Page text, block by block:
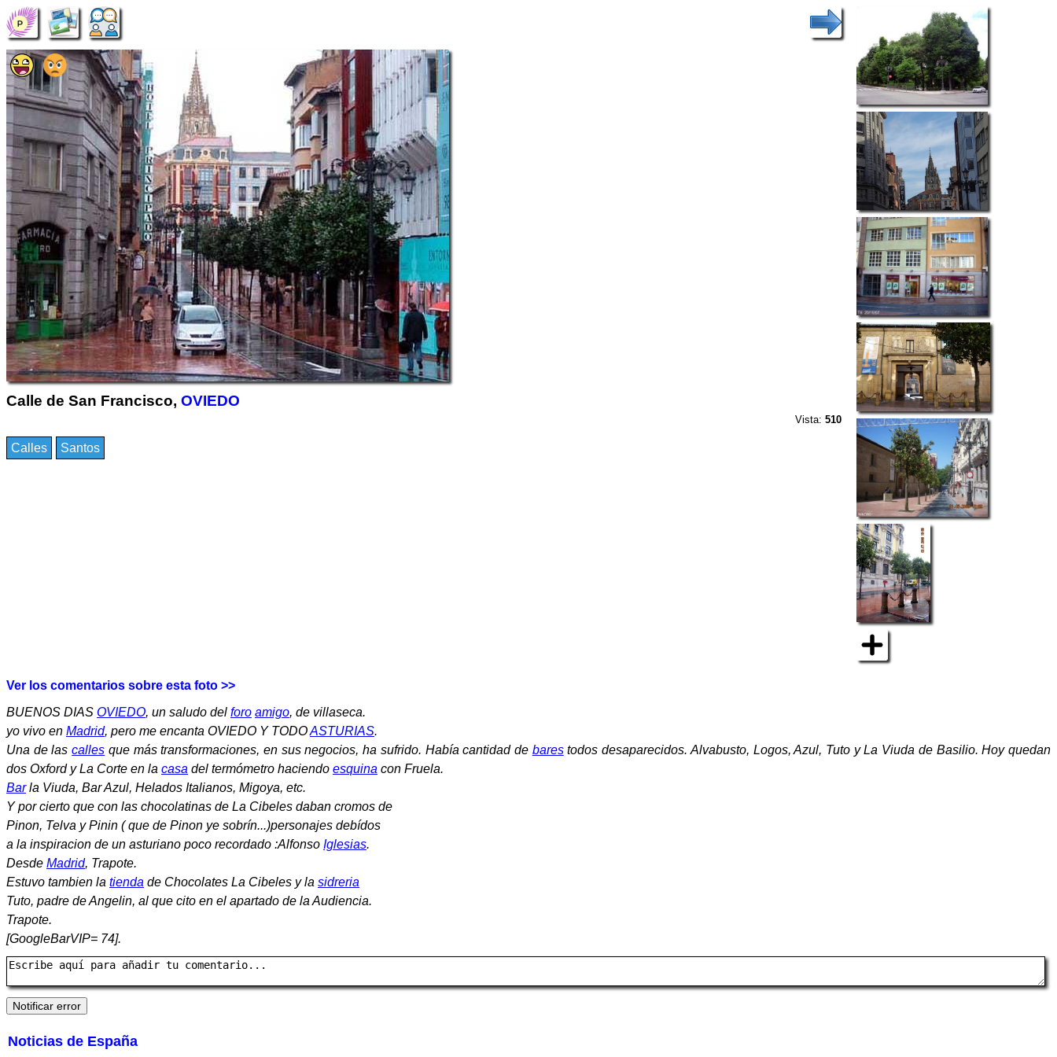
Calle de San Francisco, OVIEDO
Vista:510
Calles Santos
Ver los comentarios sobre esta foto >>
BUENOS DIAS OVIEDO, un saludo del foro amigo, de villaseca.
yo vivo en Madrid, pero me encanta OVIEDO Y TODOASTURIAS.
Una de lascalles que más transformaciones, en sus negocios, ha sufrido. Había cantidad de barestodos desaparecidos. Alvabusto, Logos, Azul, Tuto y La Viuda de Basilio. Hoy quedan
dos Oxford y La Corte en la casa del termómetro haciendo esquina con Fruela.
Barla Viuda, Bar Azul, Helados Italianos, Migoya, etc.
Y por cierto que con las chocolatinas de La Cibeles daban cromos de
Pinon, Telva y Pinin ( que de Pinon ye sobrín...)personajes debídos
a la inspiracion de un asturiano poco recordado :Alfonso Iglesias.
Desde Madrid, Trapote.
Estuvo tambien la tienda de Chocolates La Cibeles y la sidreria
Tuto, padre de Angelin, al que cito en el apartado de la Audiencia.
Trapote.
[GoogleBarVIP= 74].
Noticias de España